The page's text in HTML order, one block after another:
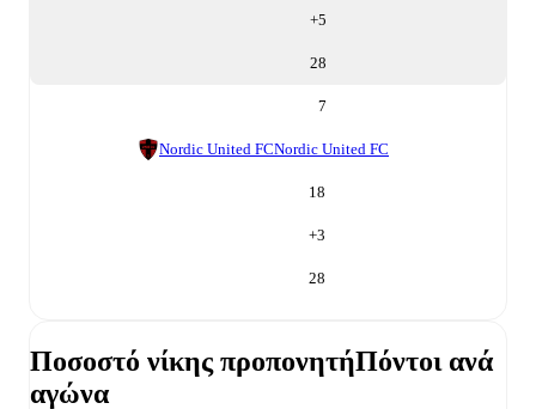
+5
28
7
Nordic United FCNordic United FC
18
+3
28
Ποσοστό νίκης προπονητήΠόντοι ανά
αγώνα